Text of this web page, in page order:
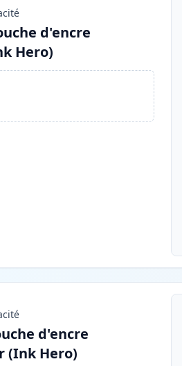
d'encre
Hero)
d'encre
(Ink Hero)